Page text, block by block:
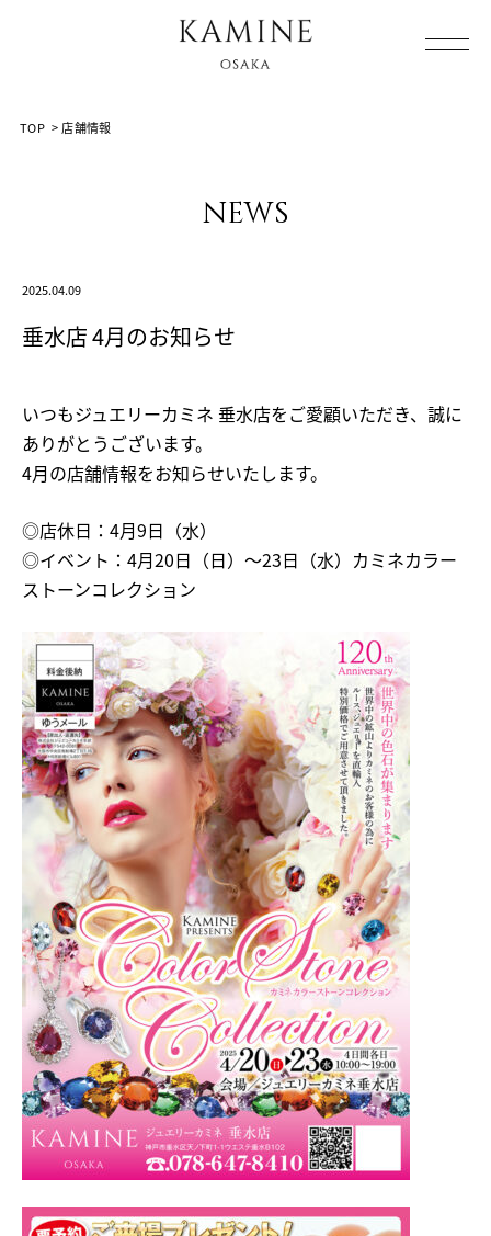
TOP >店舗情報
news
2025.04.09
垂水店 4月のお知らせ
いつもジュエリーカミネ 垂水店をご愛顧いただき、誠に
ありがとうございます。
4月の店舗情報をお知らせいたします。
◎店休日：4月9日（水）
◎イベント：4月20日（日）〜23日（水）カミネカラー
ストーンコレクション